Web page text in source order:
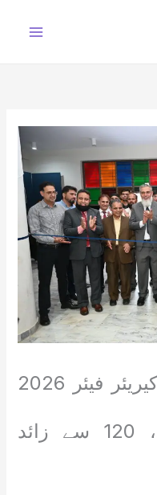
پیاس اوپن ہاؤس اینڈ کیریئر فیئر 2026
کا کامیابی سے انعقاد، 120 سے زائد